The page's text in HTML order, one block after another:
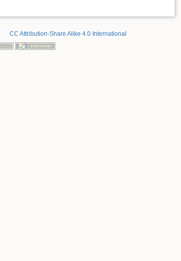
CC Attribution-Share Alike 4.0 International